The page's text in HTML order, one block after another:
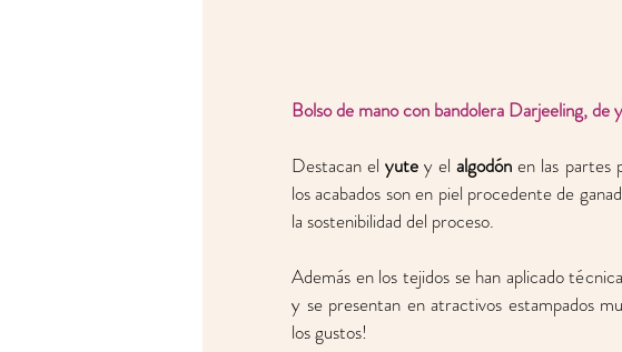
Bolso de mano con bandolera Darjeeling,
Destacan el yute y el algodón en las partes
los acabados son en piel procedente de
la sostenibilidad del proceso.
Además en los tejidos se han aplicado
y se presentan en atractivos estampados
los gustos!